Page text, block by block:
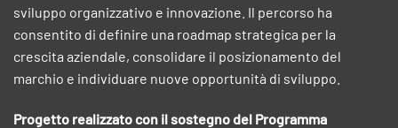
sviluppo organizzativo e innovazione. Il percorso ha
consentito di definire una roadmap strategica per la
crescita aziendale, consolidare il posizionamento del
marchio e individuare nuove opportunità di sviluppo.
Progetto realizzato con il sostegno del Programma